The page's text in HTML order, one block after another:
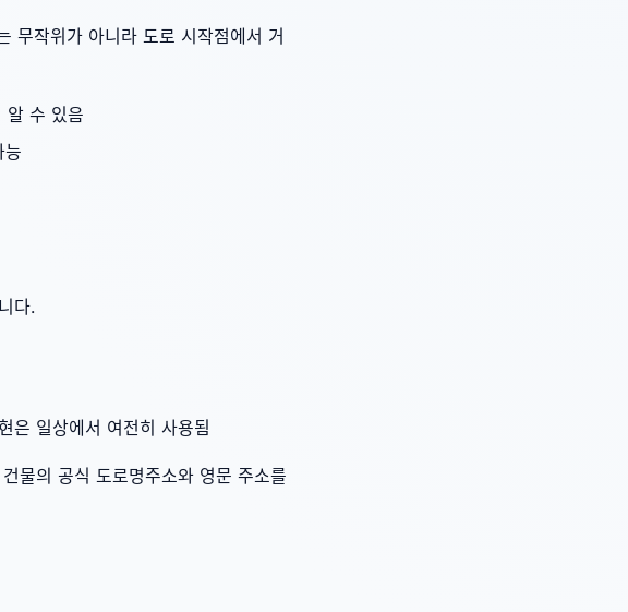
무작위가 아니라 도로 시작점에서 거
알 수 있음
능
다.
은 일상에서 여전히 사용됨
물의 공식 도로명주소와 영문 주소를